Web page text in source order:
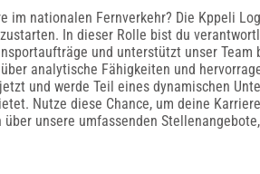
im nationalen Fernverkehr? Die Kppeli
In dieser Rolle bist du
und unterstützt unser Team
analytische Fähigkeiten und
und werde Teil eines dynamischen
Nutze diese Chance, um deine
unsere umfassenden